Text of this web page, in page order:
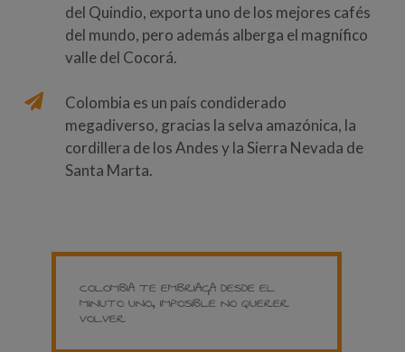
del Quindio, exporta uno de los mejores cafés
del mundo, pero además alberga el magnífico
valle del Cocorá.
Colombia es un país condiderado
megadiverso, gracias la selva amazónica, la
cordillera de los Andes y la Sierra Nevada de
Santa Marta.
COLOMBIA TE EMBRIAGA DESDE EL
MINUTO UNO, IMPOSIBLE NO QUERER
VOLVER